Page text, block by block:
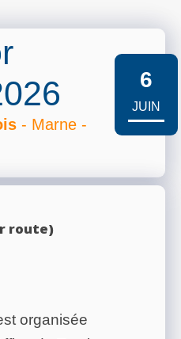
- Marne -
6
JUIN
route)
organisée